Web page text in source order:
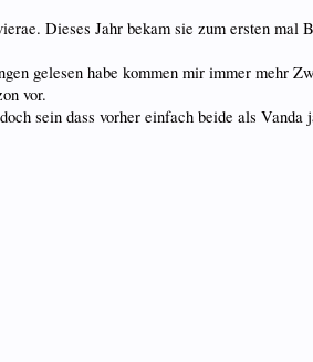
Dieses Jahr bekam sie zum ersten
gelesen habe kommen mir immer mehr
vor.
sein dass vorher einfach beide als Vanda